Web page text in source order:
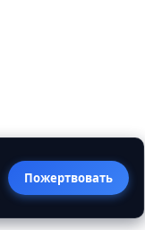
Пожертвовать